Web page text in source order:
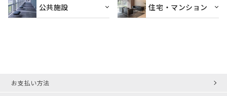
公共施設 住宅・マンション
お支払い方法